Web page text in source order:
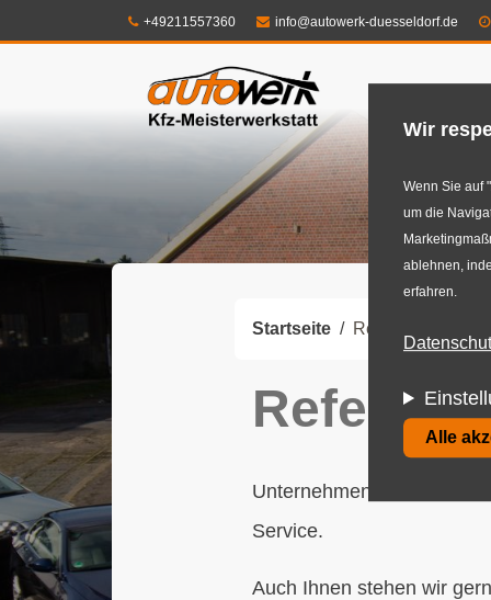
Wir
Wenn Sie auf
um die
ablehnen,
erfahren.
Alle
Telefon:
+49211557360 E-Mail:info@autowerk-duesseldorf.de
Startseite Referenzen
Unternehmen aus
Service.
Auch Ihnen stehen wir